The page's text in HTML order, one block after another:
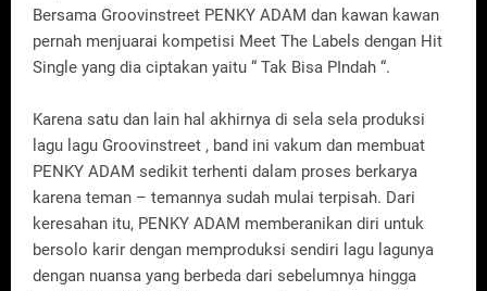
Bersama Groovinstreet PENKY ADAM dan kawan kawan
pernah menjuarai kompetisi Meet The Labels dengan Hit
Single yang dia ciptakan yaitu “ Tak Bisa PIndah “.
Karena satu dan lain hal akhirnya di sela sela produksi
lagu lagu Groovinstreet , band ini vakum dan membuat
PENKY ADAM sedikit terhenti dalam proses berkarya
karena teman – temannya sudah mulai terpisah. Dari
keresahan itu, PENKY ADAM memberanikan diri untuk
bersolo karir dengan memproduksi sendiri lagu lagunya
dengan nuansa yang berbeda dari sebelumnya hingga